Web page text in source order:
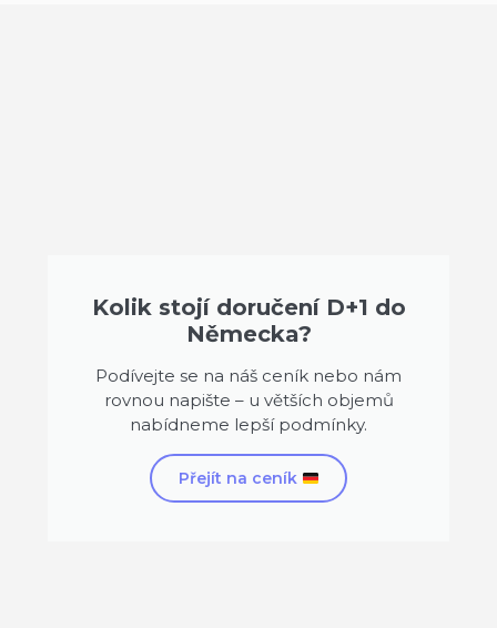
Kolik stojí doručení D+1 do
Německa?
Podívejte se na náš ceník nebo nám
rovnou napište – u větších objemů
nabídneme lepší podmínky.
Přejít na ceník